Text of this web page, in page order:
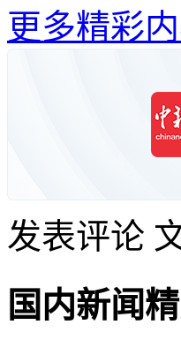
更多精彩
发表评论
国内新闻精